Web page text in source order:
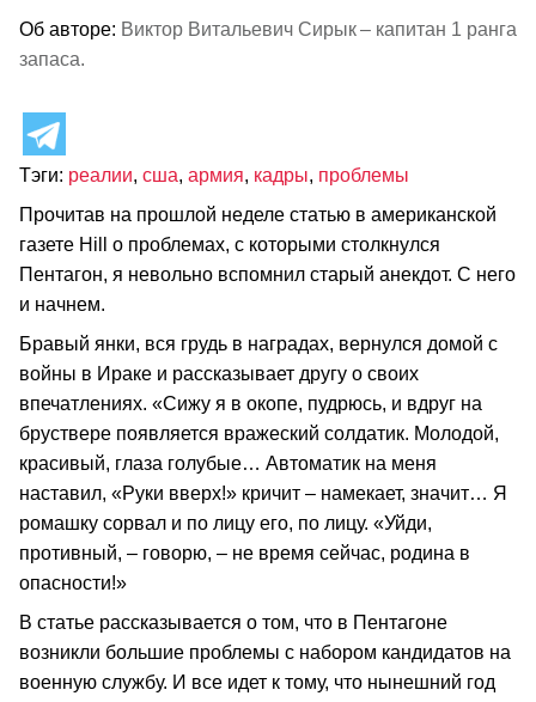
Об авторе: Виктор Витальевич Сирык – капитан 1 ранга
запаса.
Тэги: реалии, сша, армия, кадры, проблемы
Прочитав на прошлой неделе статью в американской
газете Hill о проблемах, с которыми столкнулся
Пентагон, я невольно вспомнил старый анекдот. С него
и начнем.
Бравый янки, вся грудь в наградах, вернулся домой с
войны в Ираке и рассказывает другу о своих
впечатлениях. «Сижу я в окопе, пудрюсь, и вдруг на
бруствере появляется вражеский солдатик. Молодой,
красивый, глаза голубые… Автоматик на меня
наставил, «Руки вверх!» кричит – намекает, значит… Я
ромашку сорвал и по лицу его, по лицу. «Уйди,
противный, – говорю, – не время сейчас, родина в
опасности!»
В статье рассказывается о том, что в Пентагоне
возникли большие проблемы с набором кандидатов на
военную службу. И все идет к тому, что нынешний год